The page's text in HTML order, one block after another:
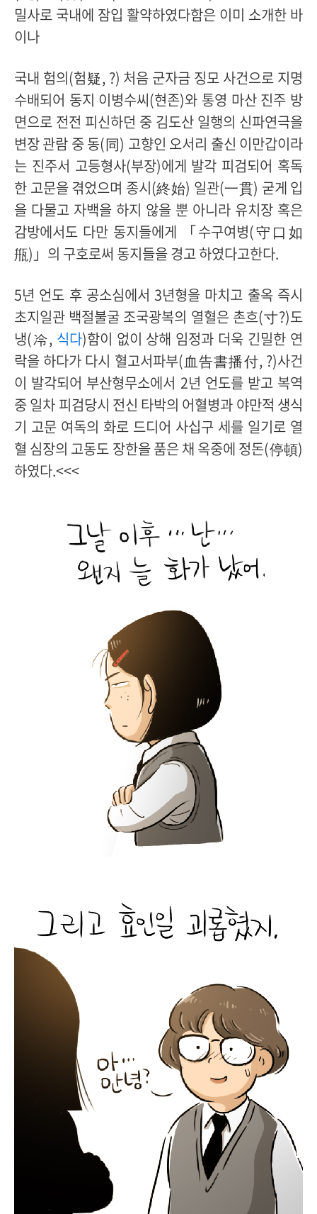
밀사로 국내에 잠입 활약하였다함은 이미 소개한 바
이나
국내 험의(험疑, ?) 처음 군자금 징모 사건으로 지명
수배되어 동지 이병수씨(현존)와 통영 마산 진주 방
면으로 전전 피신하던 중 김도산 일행의 신파연극을
변장 관람 중 동(同) 고향인 오서리 출신 이만갑이라
는 진주서 고등형사(부장)에게 발각 피검되어 혹독
한 고문을 겪었으며 종시(終始) 일관(一貫) 굳게 입
을 다물고 자백을 하지 않을 뿐 아니라 유치장 혹은
감방에서도 다만 동지들에게 「수구여병(守口如
甁)」의 구호로써 동지들을 경고 하였다고한다.
5년 언도 후 공소심에서 3년형을 마치고 출옥 즉시
초지일관 백절불굴 조국광복의 열혈은 촌흐(寸?)도
냉(冷, 식다)함이 없이 상해 임정과 더욱 긴밀한 연
락을 하다가 다시 혈고서파부(血告書播付, ?)사건
이 발각되어 부산형무소에서 2년 언도를 받고 복역
중 일차 피검당시 전신 타박의 어혈병과 야만적 생식
기 고문 여독의 화로 드디어 사십구 세를 일기로 열
혈 심장의 고동도 장한을 품은 채 옥중에 정돈(停頓)
하였다.<<<